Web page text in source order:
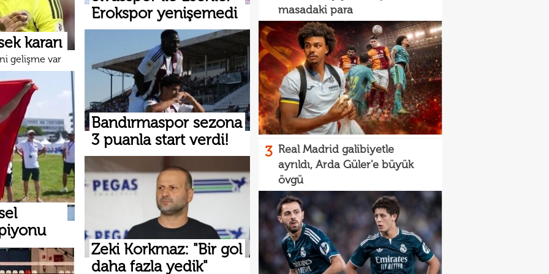
kararı
gelişme var
Erokspor yenişemedi
Bandırmaspor sezona
3 puanla start verdi!
Zeki Korkmaz: "Bir gol
daha fazla yedik"
masadaki para
3 Real Madrid galibiyetle
ayrıldı, Arda Güler'e büyük
övgü